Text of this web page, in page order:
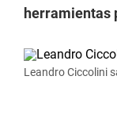
herramientas
Leandro Ciccolini